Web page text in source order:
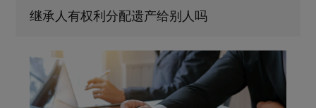
继承人有权利分配遗产给别人吗